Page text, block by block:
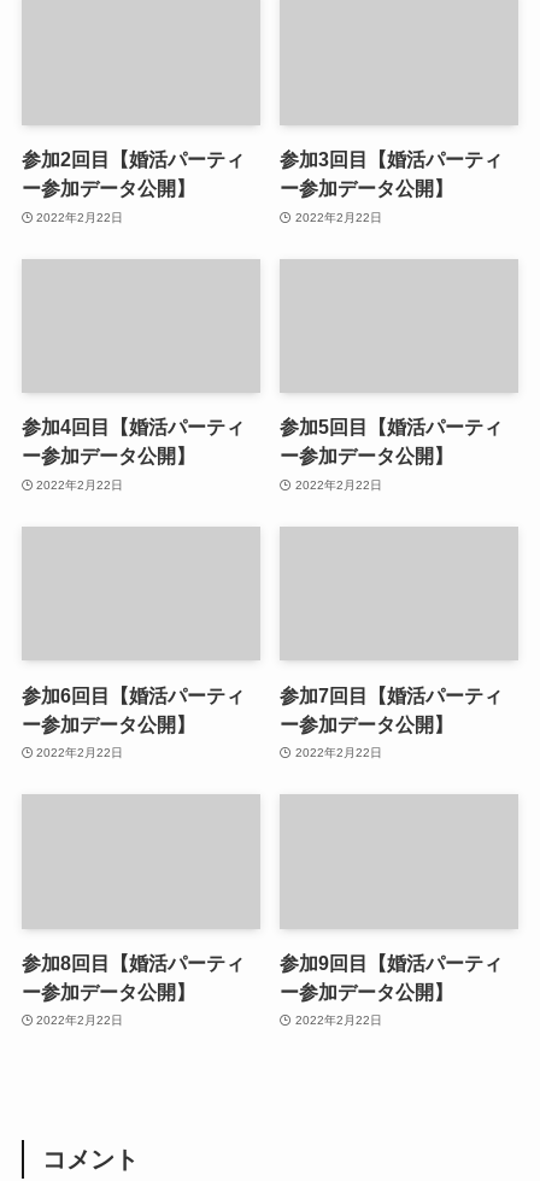
参加2回目【婚活パーティ
ー参加データ公開】
2022年2月22日
参加3回目【婚活パーティ
ー参加データ公開】
2022年2月22日
参加4回目【婚活パーティ
ー参加データ公開】
2022年2月22日
参加5回目【婚活パーティ
ー参加データ公開】
2022年2月22日
参加6回目【婚活パーティ
ー参加データ公開】
2022年2月22日
参加7回目【婚活パーティ
ー参加データ公開】
2022年2月22日
参加8回目【婚活パーティ
ー参加データ公開】
2022年2月22日
参加9回目【婚活パーティ
ー参加データ公開】
2022年2月22日
コメント